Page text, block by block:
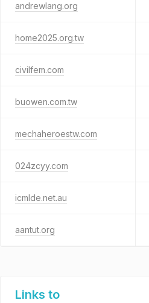
andrewlang.org
home2025.org.tw
civilfem.com
buowen.com.tw
mechaheroestw.com
024zcyy.com
icmlde.net.au
aantut.org
Links to